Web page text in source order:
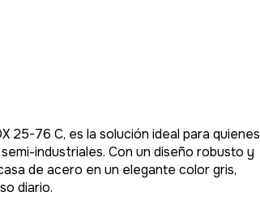
25-76 C, es la solución ideal para quienes
industriales. Con un diseño robusto y
de acero en un elegante color gris,
diario.